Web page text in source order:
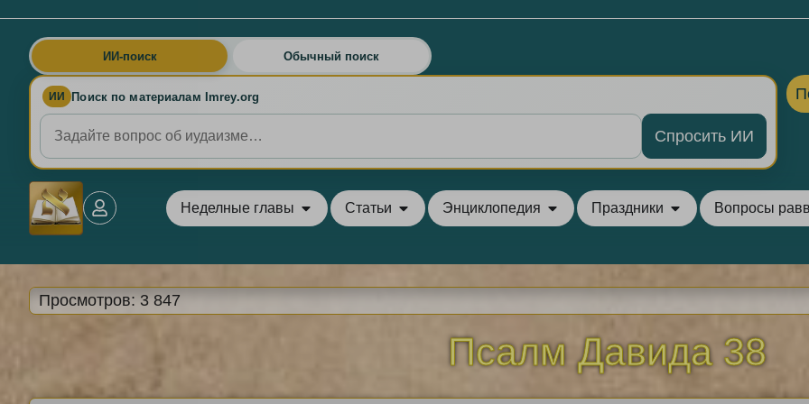
ИИ Поиск по материалам Imrey.org
Спросить ИИ
ИИ-поиск Обычный поиск
Неделные главы Статьи Энциклопедия Праздники Вопросы
Просмотров: 3 847
Псалм Давида 38